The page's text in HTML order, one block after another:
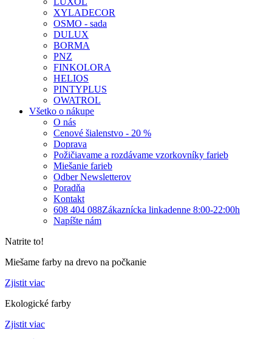
XYLADECOR
OSMO - sada
DULUX
BORMA
PNZ
FINKOLORA
HELIOS
PINTYPLUS
OWATROL
Všetko o nákupe
O nás
Cenové šialenstvo - 20 %
Doprava
Požičiavame a rozdávame vzorkovníky farieb
Miešanie farieb
Odber Newsletterov
Poradňa
Kontakt
608 404 088Zákaznícka linkadenne 8:00-22:00h
Napíšte nám
Natrite to!
Miešame farby na drevo na počkanie
Zjistit viac
Ekologické farby
Zjistit viac